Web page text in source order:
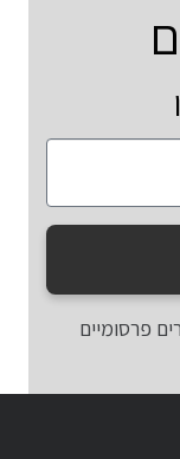
פרסומיים